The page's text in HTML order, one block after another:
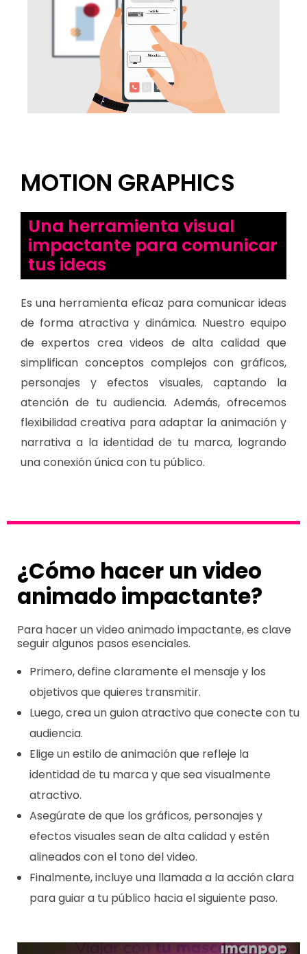
MOTION GRAPHICS
Una herramienta visual
impactante para comunicar
tus ideas
Es una herramienta eficaz para comunicar ideas
de forma atractiva y dinámica. Nuestro equipo
de expertos crea videos de alta calidad que
simplifican conceptos complejos con gráficos,
personajes y efectos visuales, captando la
atención de tu audiencia. Además, ofrecemos
flexibilidad creativa para adaptar la animación y
narrativa a la identidad de tu marca, logrando
una conexión única con tu público.
¿Cómo hacer un video
animado impactante?
Para hacer un video animado impactante, es clave
seguir algunos pasos esenciales.
Primero, define claramente el mensaje y los
objetivos que quieres transmitir.
Luego, crea un guion atractivo que conecte con tu
audiencia.
Elige un estilo de animación que refleje la
identidad de tu marca y que sea visualmente
atractivo.
Asegúrate de que los gráficos, personajes y
efectos visuales sean de alta calidad y estén
alineados con el tono del video.
Finalmente, incluye una llamada a la acción clara
para guiar a tu público hacia el siguiente paso.